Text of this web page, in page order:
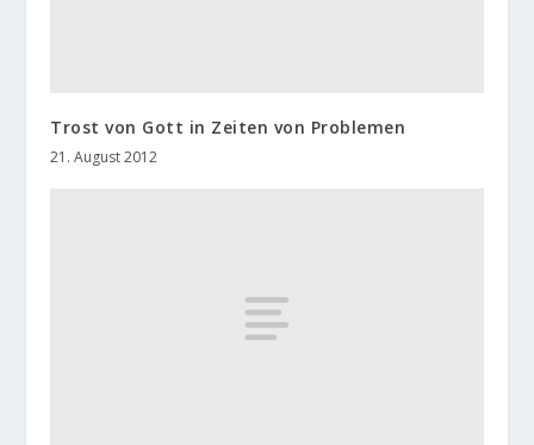
Trost von Gott in Zeiten von Problemen
21. August 2012